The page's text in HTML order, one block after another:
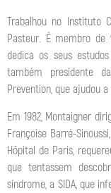
Trabalhou no Instituto
Pasteur. É membro de
dedica os seus
também presidente
Prevention, que ajudou
Em 1982, Montaigner
Françoise Barré-
Hôpital de Paris,
que tentassem
síndrome, a SIDA, que